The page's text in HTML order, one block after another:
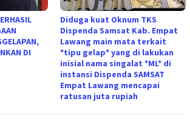
DI
Diduga kuat Oknum TKS
Dispenda Samsat Kab. Empat
Lawang main mata terkait
*tipu gelap* yang di lakukan
inisial nama singalat *ML* di
instansi Dispenda SAMSAT
Empat Lawang mencapai
ratusan juta rupiah